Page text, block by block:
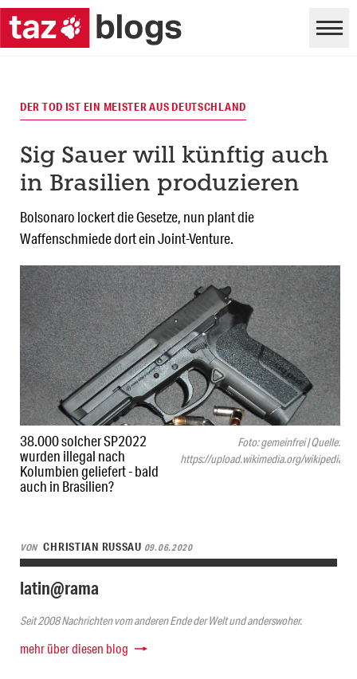
38.000 solcher SP2022
wurden illegal nach
Kolumbien geliefert - bald
auch in Brasilien?
Foto: gemeinfrei | Quelle:
https://upload.wikimedia.org/wikipedia/
DER TOD IST EIN MEISTER AUS DEUTSCHLAND
Sig Sauer will künftig auch
in Brasilien produzieren
Bolsonaro lockert die Gesetze, nun plant die
Waffenschmiede dort ein Joint-Venture.
VON CHRISTIAN RUSSAU 09.06.2020
latin@rama
Seit 2008 Nachrichten vom anderen Ende der Welt und anderswoher.
mehr über diesen blog